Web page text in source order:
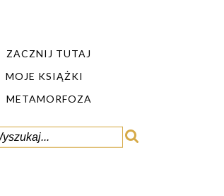
ZACZNIJ TUTAJ
MOJE KSIĄŻKI
METAMORFOZA